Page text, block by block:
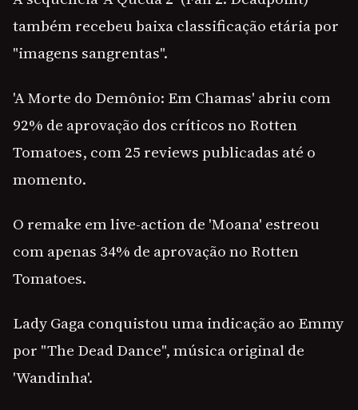
também recebeu baixa classificação etária por
"imagens sangrentas".
'A Morte do Demônio: Em Chamas' abriu com
92% de aprovação dos críticos no Rotten
Tomatoes, com 25 reviews publicadas até o
momento.
O remake em live-action de 'Moana' estreou
com apenas 34% de aprovação no Rotten
Tomatoes.
Lady Gaga conquistou uma indicação ao Emmy
por "The Dead Dance", música original de
'Wandinha'.